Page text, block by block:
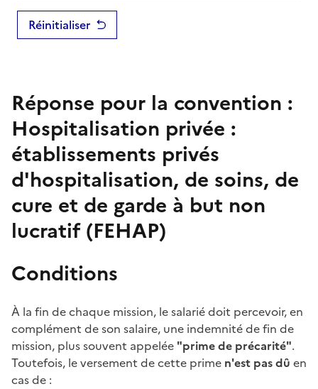
Réinitialiser
Réponse pour la convention :
Hospitalisation privée :
établissements privés
d'hospitalisation, de soins, de
cure et de garde à but non
lucratif (FEHAP)
Conditions
À la fin de chaque mission, le salarié doit percevoir, en
complément de son salaire, une indemnité de fin de
mission, plus souvent appelée "prime de précarité".
Toutefois, le versement de cette prime n'est pas dû en
cas de :